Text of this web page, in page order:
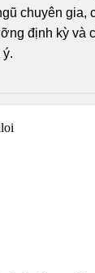
chuyên gia,
định kỳ và